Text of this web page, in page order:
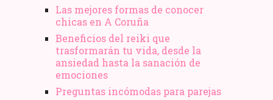
Las mejores formas de conocer
chicas en A Coruña
Beneficios del reiki que
trasformarán tu vida, desde la
ansiedad hasta la sanación de
emociones
Preguntas incómodas para parejas